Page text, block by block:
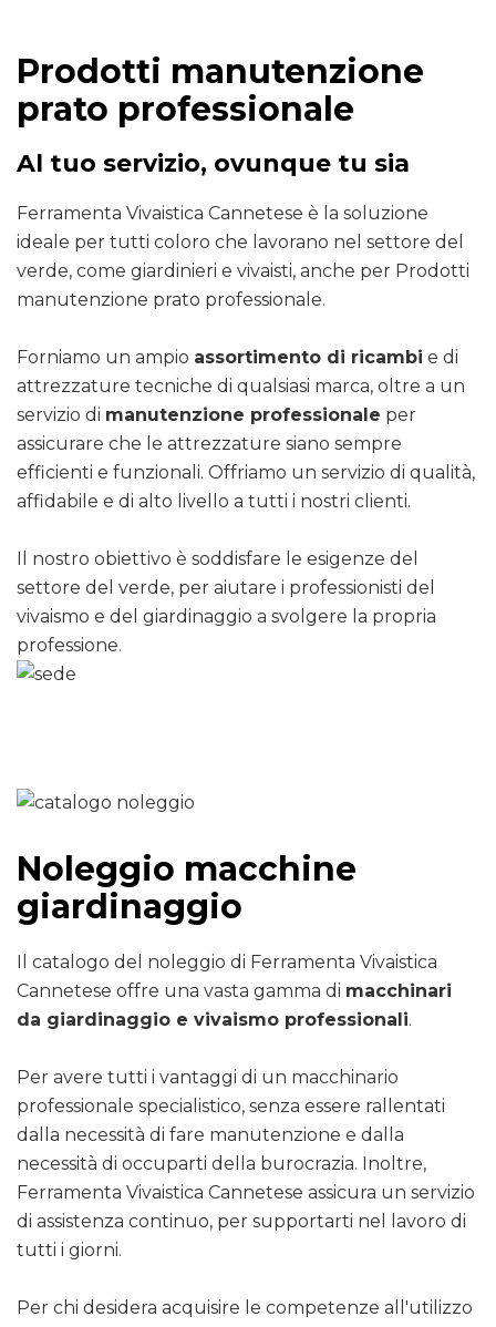
Prodotti manutenzione
prato professionale
Al tuo servizio, ovunque tu sia
Ferramenta Vivaistica Cannetese è la soluzione
ideale per tutti coloro che lavorano nel settore del
verde, come giardinieri e vivaisti, anche per Prodotti
manutenzione prato professionale.
Forniamo un ampio assortimento di ricambi e di
attrezzature tecniche di qualsiasi marca, oltre a un
servizio di manutenzione professionale per
assicurare che le attrezzature siano sempre
efficienti e funzionali. Offriamo un servizio di qualità,
affidabile e di alto livello a tutti i nostri clienti.
Il nostro obiettivo è soddisfare le esigenze del
settore del verde, per aiutare i professionisti del
vivaismo e del giardinaggio a svolgere la propria
professione.
Noleggio macchine
giardinaggio
Il catalogo del noleggio di Ferramenta Vivaistica
Cannetese offre una vasta gamma di macchinari
da giardinaggio e vivaismo professionali.
Per avere tutti i vantaggi di un macchinario
professionale specialistico, senza essere rallentati
dalla necessità di fare manutenzione e dalla
necessità di occuparti della burocrazia. Inoltre,
Ferramenta Vivaistica Cannetese assicura un servizio
di assistenza continuo, per supportarti nel lavoro di
tutti i giorni.
Per chi desidera acquisire le competenze all'utilizzo